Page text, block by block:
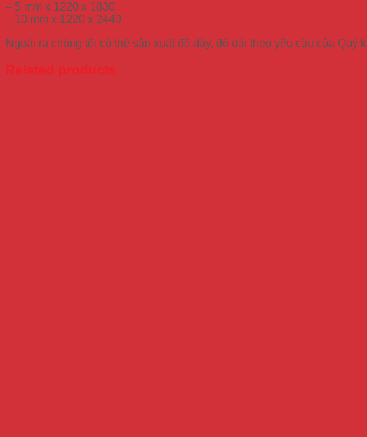
– 5 mm x 1220 x 1830
– 10 mm x 1220 x 2440
Ngoài ra chúng tôi có thể sản xuất độ dày, độ dài theo yêu cầu của Quý
Related products